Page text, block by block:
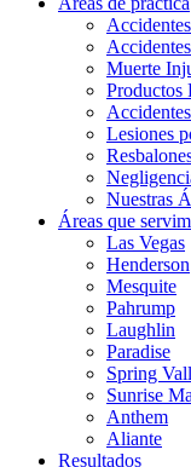
Muerte
Productos
Lesiones
Nuestras
Áreas que
Las Vegas
Henderson
Mesquite
Pahrump
Laughlin
Paradise
Spring
Sunrise
Anthem
Aliante
Resultados